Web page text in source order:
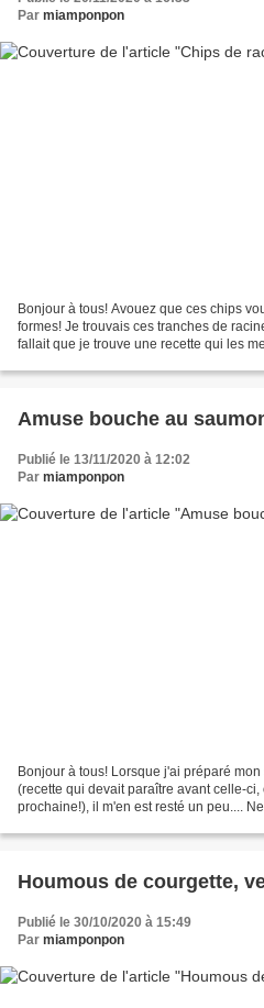
Par miamponpon
Bonjour à tous! Avouez que ces chips
formes! Je trouvais ces tranches de
fallait que je trouve une recette qui les
Amuse bouche au
Publié le 13/11/2020 à 12:02
Par miamponpon
Bonjour à tous! Lorsque j'ai préparé
(recette qui devait paraître avant celle-
prochaine!), il m'en est resté un peu....
Houmous de courgette,
Publié le 30/10/2020 à 15:49
Par miamponpon